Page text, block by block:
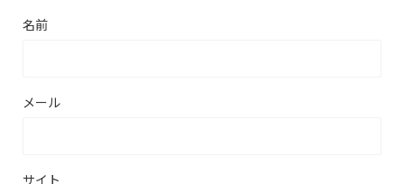
名前
メール
サイト